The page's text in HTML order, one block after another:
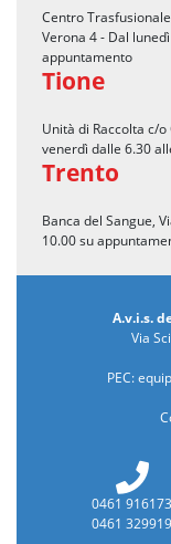
Centro
Verona 4 - Dal
appuntamento
Tione
Unità di Raccolta c/
venerdì dalle 6.30
Trento
Banca del Sangue,
10.00 su
A.v.i.s.
Via
PEC:
0461 916173
0461 329919